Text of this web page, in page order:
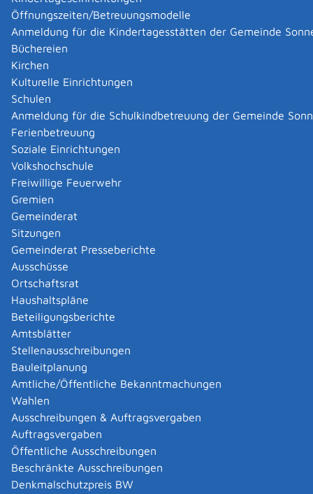
Öffnungszeiten/Betreuungsmodelle
Anmeldung für die Kindertagesstätten der Gemeinde
Büchereien
Kirchen
Kulturelle Einrichtungen
Schulen
Anmeldung für die Schulkindbetreuung der Gemeinde
Ferienbetreuung
Soziale Einrichtungen
Volkshochschule
Freiwillige Feuerwehr
Gremien
Gemeinderat
Sitzungen
Gemeinderat Presseberichte
Ausschüsse
Ortschaftsrat
Haushaltspläne
Beteiligungsberichte
Amtsblätter
Stellenausschreibungen
Bauleitplanung
Amtliche/Öffentliche Bekanntmachungen
Wahlen
Ausschreibungen & Auftragsvergaben
Auftragsvergaben
Öffentliche Ausschreibungen
Beschränkte Ausschreibungen
Denkmalschutzpreis BW
Rechte und Pflichten
Steuerliche Vergünstigungen für
Familien
finanziellen Hilfen,
steuerlichen Fragen,
Familienberatung und vieles mehr finden Sie hier.
Vertiefende Informationen
Das Sozialministerium stellt auf seinen Seiten eine
umfassende Broschüre über staatliche Leistungen und
Beratungsangebote für Familien in Baden-
Württemberg mit dem Titel "
Informationen für Mütter und Väter
Download zur Verfügung.
Zugehörige Leistungen
Aufenthaltserlaubnis für Au-pair-
Beschäftigte (Nicht-EU/EWR)
beantragen
Bildungspaket - Leistungen für Bildung
und Teilhabe beantragen
Bundesstiftung "Mutter und Kind" -